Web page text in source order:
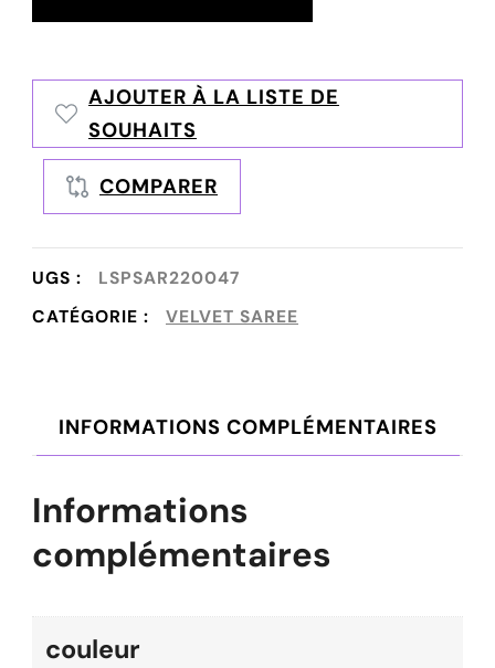
de
AJOUTER À LA LISTE DE
SOUHAITS
COMPARER
UGS :
LSPSAR220047
CATÉGORIE :
VELVET SAREE
INFORMATIONS COMPLÉMENTAIRES
Informations
complémentaires
couleur